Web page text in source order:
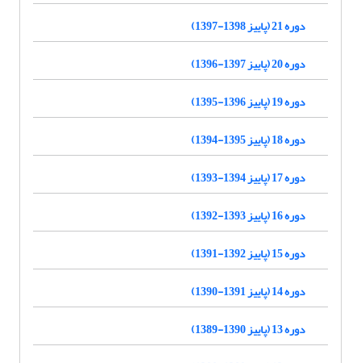
دوره 21 (پاییز 1398-1397)
دوره 20 (پاییز 1397-1396)
دوره 19 (پاییز 1396-1395)
دوره 18 (پاییز 1395-1394)
دوره 17 (پاییز 1394-1393)
دوره 16 (پاییز 1393-1392)
دوره 15 (پاییز 1392-1391)
دوره 14 (پاییز 1391-1390)
دوره 13 (پاییز 1390-1389)